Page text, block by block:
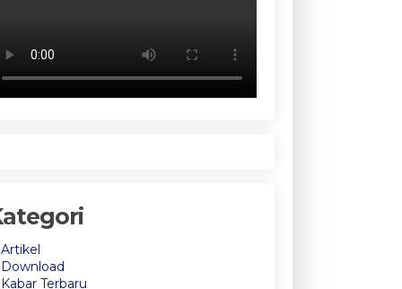
Artikel
Download
Kabar Terbaru